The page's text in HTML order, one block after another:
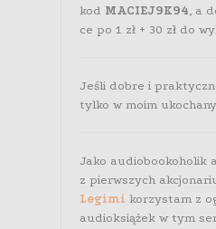
kod MACIEJ9K94, a
ce po 1 zł + 30 zł do
Jeśli dobre i
tylko w moim
Jako audiobookoholik
z pierwszych
Legimi korzystam z
audioksiążek w tym